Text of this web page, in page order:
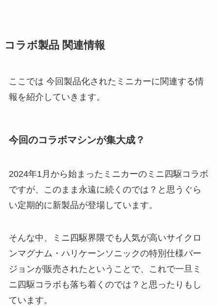
コラボ製品 関連情報
ここでは 今回製品化されたミニカーに関連する情
報を紹介していきます。
今回のコラボマシンが集大成？
2024年1月から始まったミニカーのミニ四駆コラボ
ですが、このまま永遠に続くのでは？と思うぐら
い定期的に新製品が登場しています。
そんな中、ミニ四駆界隈でも人気が高いサイクロ
ンマグナム・ハリケーンソニックの特別仕様バー
ジョンが販売されたということで、これで一旦ミ
ニ四駆コラボも落ち着くのでは？と思ったりもし
ています。